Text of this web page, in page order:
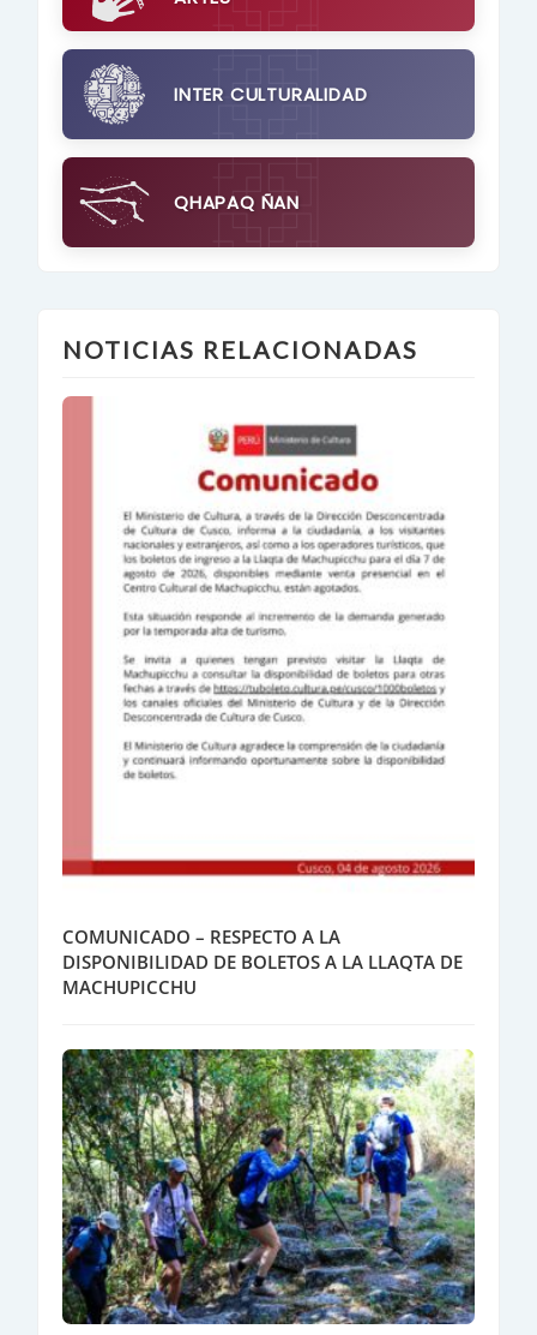
INTER CULTURALIDAD
QHAPAQ ÑAN
NOTICIAS RELACIONADAS
COMUNICADO – RESPECTO A LA
DISPONIBILIDAD DE BOLETOS A LA LLAQTA DE
MACHUPICCHU